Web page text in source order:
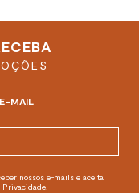
nossos e-mails e aceita